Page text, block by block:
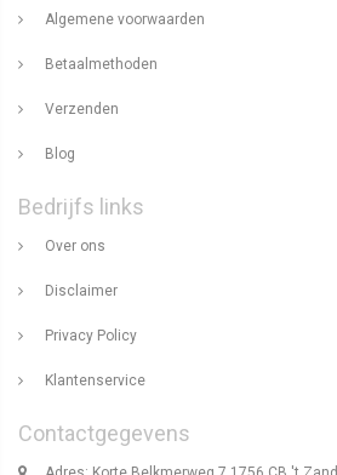
Algemene voorwaarden
Betaalmethoden
Verzenden
Blog
Bedrijfs links
Over ons
Disclaimer
Privacy Policy
Klantenservice
Contactgegevens